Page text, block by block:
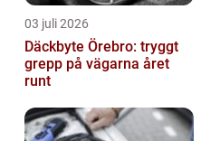
03 juli 2026
Däckbyte Örebro: tryggt
grepp på vägarna året
runt